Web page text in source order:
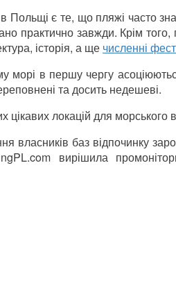
Польщі є те, що пляжі часто
практично завжди. Крім
історія, а ще численні
морі в першу чергу
та досить недешеві.
локацій для морського
баз відпочинку
вирішила